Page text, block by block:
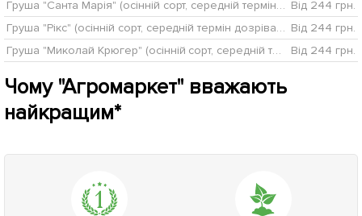
Груша "Санта Марія" (осінній сорт, середній термін дозрівання) Від 244 грн.
Груша "Рікс" (осінній сорт, середній термін дозрівання) Від 244 грн.
Груша "Миколай Крюгер" (осінній сорт, середній термін дозрівання)
Від 244 грн.
Чому "Агромаркет" вважають
найкращим*